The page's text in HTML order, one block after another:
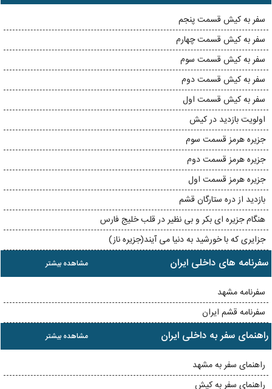
سفر به کیش قسمت پنجم
سفر به کیش قسمت چهارم
سفر به کیش قسمت سوم
سفر به کیش قسمت دوم
سفر به کیش قسمت اول
اولویت بازدید در کیش
جزیره هرمز قسمت سوم
جزیره هرمز قسمت دوم
جزیره هرمز قسمت اول
بازدید از دره ستارگان قشم
هنگام جزیره ای بکر و بی نظیر در قلب خلیج فارس
جزایری که با خورشید به دنیا می آیند(جزیره ناز)
مشاهده بیشتر سفرنامه های داخلی ایران
سفرنامه مشهد
سفرنامه قشم ایران
مشاهده بیشتر راهنمای سفر به داخلی ایران
راهنمای سفر به مشهد
راهنمای سفر به کیش